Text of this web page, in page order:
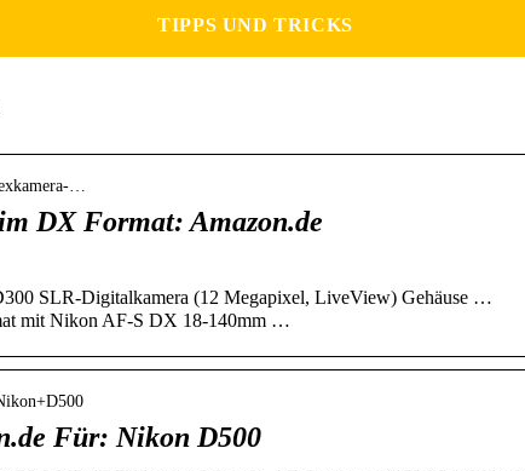
TIPPS UND TRICKS
…
DX Format: Amazon.de
SLR-Digitalkamera (12 Megapixel, LiveView) Gehäuse …
mit Nikon AF-S DX 18-140mm …
Für: Nikon D500